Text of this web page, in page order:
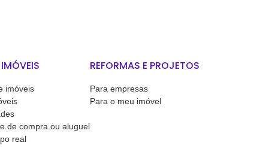
imóveis
de compra ou aluguel
real
REFORMAS E PROJETOS
Para empresas
Para o meu imóvel